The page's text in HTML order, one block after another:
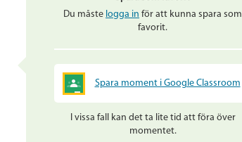
Du måste logga in för att kunna spara som
favorit.
Spara moment i Google Classroom
I vissa fall kan det ta lite tid att föra över
momentet.